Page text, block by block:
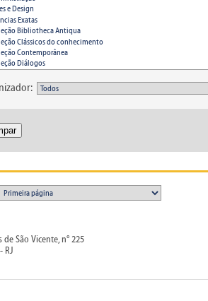
de São Vicente, n° 225
RJ